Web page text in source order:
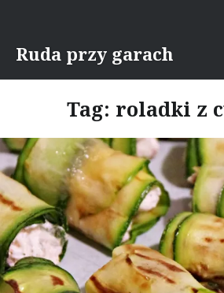
content
Ruda przy garach
Tag: roladki z